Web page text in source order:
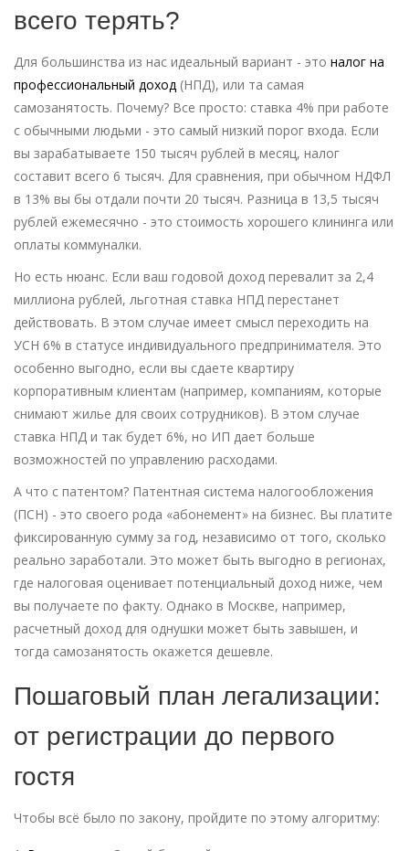
всего терять?
Для большинства из нас идеальный вариант - это налог на
профессиональный доход (НПД), или та самая
самозанятость. Почему? Все просто: ставка 4% при работе
с обычными людьми - это самый низкий порог входа. Если
вы зарабатываете 150 тысяч рублей в месяц, налог
составит всего 6 тысяч. Для сравнения, при обычном НДФЛ
в 13% вы бы отдали почти 20 тысяч. Разница в 13,5 тысяч
рублей ежемесячно - это стоимость хорошего клининга или
оплаты коммуналки.
Но есть нюанс. Если ваш годовой доход перевалит за 2,4
миллиона рублей, льготная ставка НПД перестанет
действовать. В этом случае имеет смысл переходить на
УСН 6% в статусе индивидуального предпринимателя. Это
особенно выгодно, если вы сдаете квартиру
корпоративным клиентам (например, компаниям, которые
снимают жилье для своих сотрудников). В этом случае
ставка НПД и так будет 6%, но ИП дает больше
возможностей по управлению расходами.
А что с патентом? Патентная система налогообложения
(ПСН) - это своего рода «абонемент» на бизнес. Вы платите
фиксированную сумму за год, независимо от того, сколько
реально заработали. Это может быть выгодно в регионах,
где налоговая оценивает потенциальный доход ниже, чем
вы получаете по факту. Однако в Москве, например,
расчетный доход для однушки может быть завышен, и
тогда самозанятость окажется дешевле.
Пошаговый план легализации:
от регистрации до первого
гостя
Чтобы всё было по закону, пройдите по этому алгоритму: